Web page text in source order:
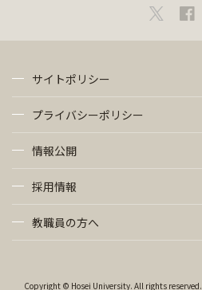
サイトポリシー
プライバシーポリシー
情報公開
採用情報
教職員の方へ
Copyright © Hosei University. All rights reserved.